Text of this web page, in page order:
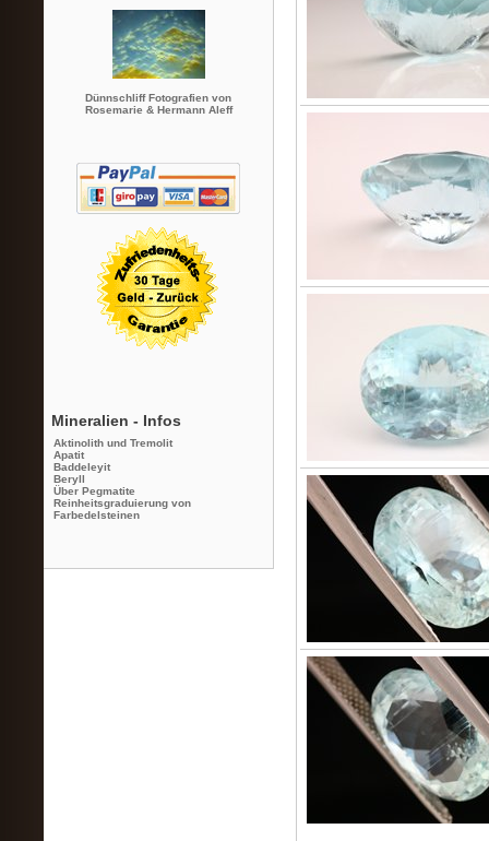
Dünnschliff Fotografien von
Rosemarie & Hermann Aleff
Mineralien - Infos
Aktinolith und Tremolit
Apatit
Baddeleyit
Beryll
Über Pegmatite
Reinheitsgraduierung von
Farbedelsteinen